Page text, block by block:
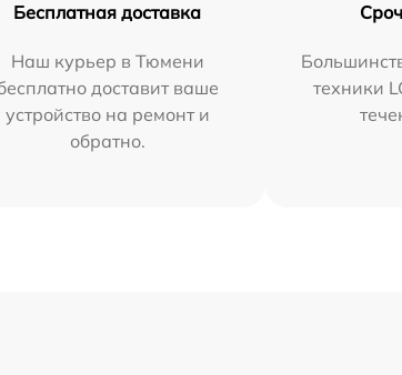
Бесплатная доставка
Наш курьер в Тюмени
доставит ваше
устройство на ремонт и
обратно.
техники